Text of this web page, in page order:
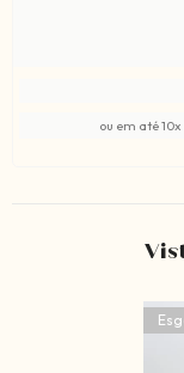
ou em até10x